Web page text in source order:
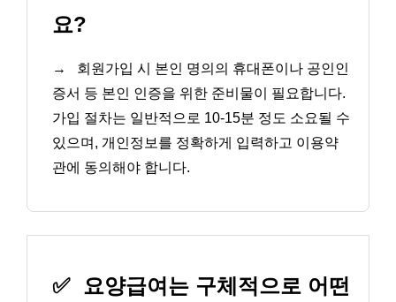
요?
→
회원가입 시 본인 명의의 휴대폰이나 공인인
증서 등 본인 인증을 위한 준비물이 필요합니다.
가입 절차는 일반적으로 10-15분 정도 소요될 수
있으며, 개인정보를 정확하게 입력하고 이용약
관에 동의해야 합니다.
✅ 요양급여는 구체적으로 어떤